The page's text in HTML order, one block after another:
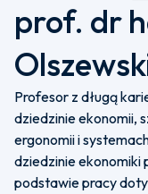
prof. dr
Profesor z długą
dziedzinie ekonomii,
ergonomii i
dziedzinie ekonomiki
podstawie pracy